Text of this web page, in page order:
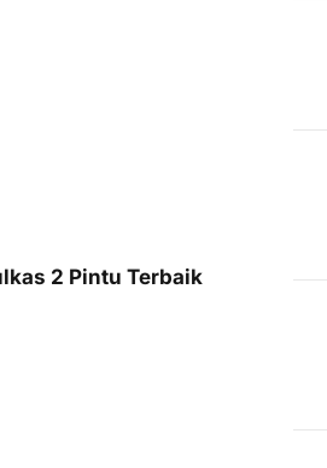
2 Pintu Terbaik